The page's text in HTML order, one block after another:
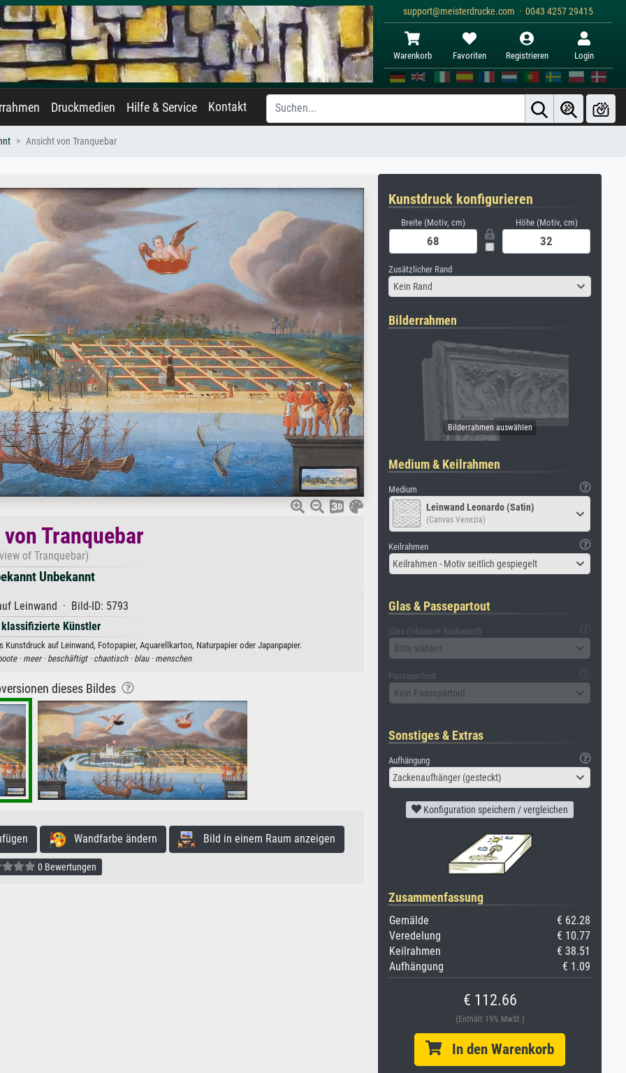
support@meisterdrucke.com · 0043 4257 29415
Warenkorb Favoriten Registrieren Login
Druckmedien Hilfe & Service Kontakt
Ansicht von Tranquebar
Tranquebar
of Tranquebar)
Unbekannt
Leinwand · Bild-ID: 5793
Künstler
auf Leinwand, Fotopapier, Aquarellkarton, Naturpapier oder Japanpapier.
· meer · beschäftigt · chaotisch · blau · menschen
dieses Bildes
Wandfarbe ändern Bild in einem Raum anzeigen
0 Bewertungen
Kunstdruck konfigurieren
Breite (Motiv, cm) Höhe (Motiv, cm)
Zusätzlicher Rand
Kein Rand
Bilderrahmen
Medium & Keilrahmen
Medium
Leinwand Leonardo (Satin)
(Canvas Venezia)
Keilrahmen
Keilrahmen - Motiv seitlich gespiegelt
Glas & Passepartout
Glas (inklusive Rückwand)
Bitte wählen
Passepartout
Kein Passepartout
Sonstiges & Extras
Aufhängung
Zackenaufhänger (gesteckt)
Konfiguration speichern / vergleichen
Zusammenfassung
Gemälde
€ 62.28
Veredelung
€ 10.77
Keilrahmen
€ 38.51
Aufhängung
€ 1.09
€ 112.66
(Enthält 19% MwSt.)
In den Warenkorb